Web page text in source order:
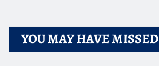
YOU MAY HAVE MISSED